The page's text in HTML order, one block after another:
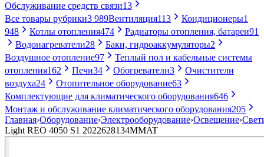
Обслуживание средств связи13
Все товары рубрики3 989Вентиляция113 Кондиционеры1
948
Котлы отопления474 Радиаторы отопления, батареи91
Водонагреватели28 Баки, гидроаккумуляторы2
Воздушное отопление97
Теплый пол и кабельные системы
отопления162 Печи34 Обогреватели3
Очистители
воздуха24 Отопительное оборудование63
Комплектующие для климатического оборудования646
Монтаж и обслуживание климатического оборудования205
Главная›Оборудование›Электрооборудование›Освещение›
Light REO 4050 S1 2022628134MMAT